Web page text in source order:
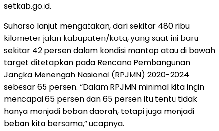
setkab.go.id.
Suharso lanjut mengatakan, dari sekitar 480 ribu
kilometer jalan kabupaten/kota, yang saat ini baru
sekitar 42 persen dalam kondisi mantap atau di bawah
target ditetapkan pada Rencana Pembangunan
Jangka Menengah Nasional (RPJMN) 2020-2024
sebesar 65 persen. “Dalam RPJMN minimal kita ingin
mencapai 65 persen dan 65 persen itu tentu tidak
hanya menjadi beban daerah, tetapi juga menjadi
beban kita bersama,” ucapnya.